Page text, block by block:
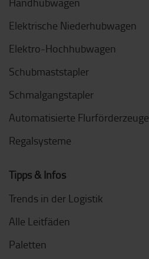
Elektrische Niederhubwagen
Elektro-Hochhubwagen
Schubmaststapler
Schmalgangstapler
Automatisierte Flurförderzeuge
Regalsysteme
Tipps & Infos
Trends in der Logistik
Alle Leitfäden
Paletten